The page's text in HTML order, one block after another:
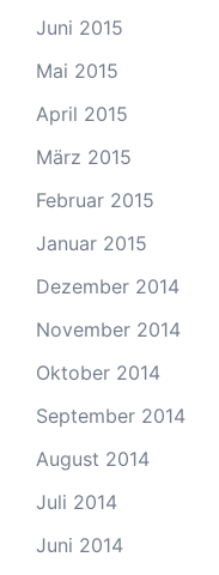
Juni 2015
Mai 2015
April 2015
März 2015
Februar 2015
Januar 2015
Dezember 2014
November 2014
Oktober 2014
September 2014
August 2014
Juli 2014
Juni 2014